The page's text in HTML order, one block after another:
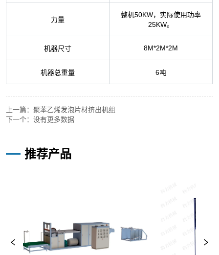
上一篇：聚苯乙烯发泡片材挤出机组
下一个：没有更多数据
— 推荐产品